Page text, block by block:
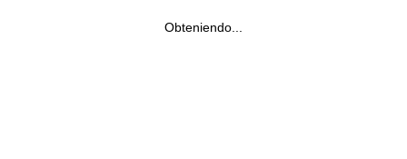
Obteniendo...